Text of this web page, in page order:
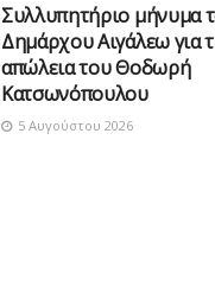
Συλλυπητήριο μήνυμα
Δημάρχου Αιγάλεω για
απώλεια του Θοδωρή
Κατσωνόπουλου
5 Αυγούστου 2026